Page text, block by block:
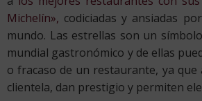
Michelín», codiciadas y ansiadas
mundo. Las estrellas son un
mundial gastronómico y de ellas
o fracaso de un restaurante, ya que
clientela, dan prestigio y permiten